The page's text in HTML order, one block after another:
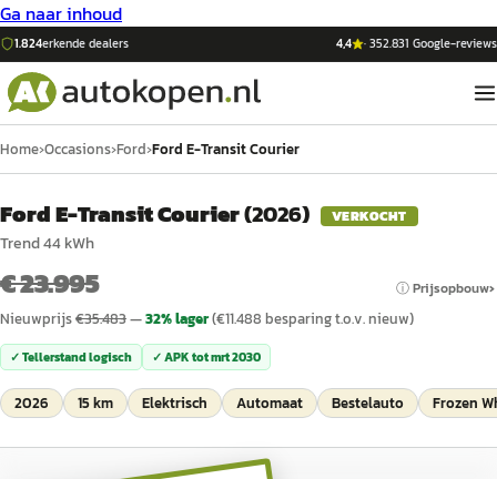
Ga naar inhoud
1.824erkende dealers 4,4 ·352.831 Google-reviews
Home›Occasions›Ford›Ford E-Transit Courier
Ford E-Transit Courier(2026) VERKOCHT
Trend 44 kWh
€ 23.995 ⓘ Prijsopbouw
Nieuwprijs€35.483—32% lager(€11.488 besparing t.o.v. nieuw)
✓ Tellerstand logisch ✓ APK totmrt 2030
2026 15 km Elektrisch Automaat Bestelauto Frozen